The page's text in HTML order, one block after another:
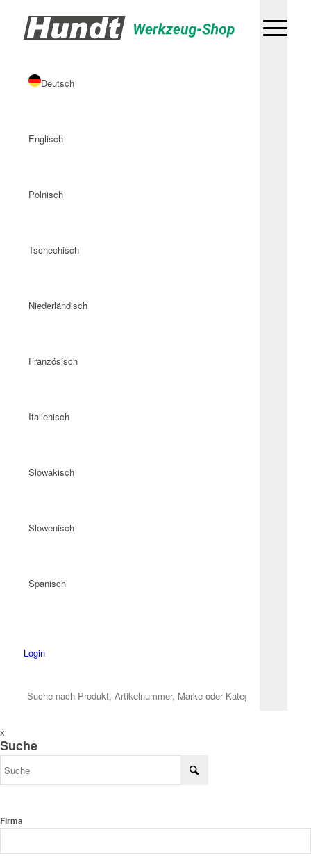
Deutsch
Englisch
Polnisch
Tschechisch
Niederländisch
Französisch
Italienisch
Slowakisch
Slowenisch
Spanisch
Login
x
Suche
Firma